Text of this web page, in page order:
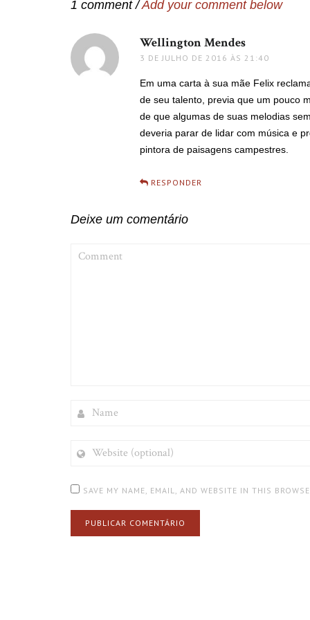
1 comment /Add your comment below
Wellington Mendes
3 DE JULHO DE 2016 ÀS 21:40
Em uma carta à sua mãe Felix
de seu talento, previa que um pouco
de que algumas de suas melodias
deveria parar de lidar com música e
pintora de paisagens campestres.
RESPONDER
Deixe um comentário
(OPTIONAL)
SAVE MY NAME, EMAIL, AND WEBSITE IN THIS